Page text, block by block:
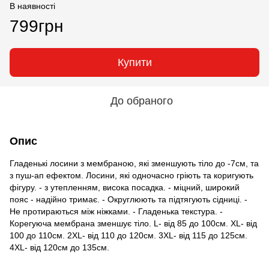
В наявності
799грн
Купити
До обраного
Опис
Гладенькі лосини з мембраною, які зменшують тіло до -7см, та
з пуш-ап ефектом. Лосини, які одночасно гріють та коригують
фігуру. - з утепленням, висока посадка. - міцний, широкий
пояс - надійно тримає. - Округлюють та підтягують сідниці. -
Не протираються між ніжками. - Гладенька текстура. -
Корегуюча мембрана зменшує тіло. L- від 85 до 100см. XL- від
100 до 110см. 2XL- від 110 до 120см. 3XL- від 115 до 125см.
4XL- від 120см до 135см.